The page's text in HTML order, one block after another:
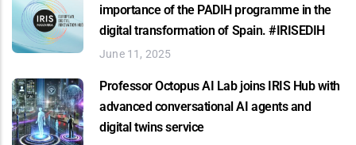
importance of the PADIH programme in the
digital transformation of Spain. #IRISEDIH
June 11, 2025
Professor Octopus AI Lab joins IRIS Hub with
advanced conversational AI agents and
digital twins service